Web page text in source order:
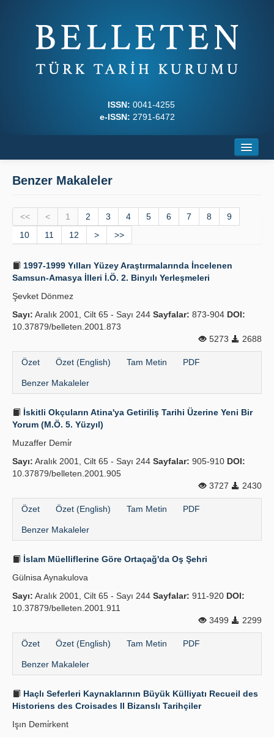
ISSN: 0041-4255
e-ISSN: 2791-6472
Dergi Kurulları
Yazım Kuralları
İlkeler
Kılavuzlar
Benzer Makaleler
<< < 1 2 3 4 5 6 7 8
9
10
11 12 > >>
1997-1999 Yılları Yüzey Araştırmalarında İncelenen
Samsun-Amasya İlleri İ.Ö. 2. Binyılı Yerleşmeleri
Şevket Dönmez
Sayı: Aralık 2001, Cilt 65 - Sayı 244 Sayfalar: 873-904 DOI:
10.37879/belleten.2001.873
5273
2688
Özet Özet (English) Tam Metin PDF
Benzer Makaleler
İskitli Okçuların Atina'ya Getiriliş Tarihi Üzerine Yeni Bir
Yorum (M.Ö. 5. Yüzyıl)
Muzaffer Demi̇r
Sayı: Aralık 2001, Cilt 65 - Sayı 244 Sayfalar: 905-910 DOI:
10.37879/belleten.2001.905
3727
2430
Özet Özet (English) Tam Metin PDF
Benzer Makaleler
İslam Müelliflerine Göre Ortaçağ'da Oş Şehri
Gülnisa Aynakulova
Sayı: Aralık 2001, Cilt 65 - Sayı 244 Sayfalar: 911-920 DOI:
10.37879/belleten.2001.911
3499
2299
Özet Özet (English) Tam Metin PDF
Benzer Makaleler
Haçlı Seferleri Kaynaklarının Büyük Külliyatı Recueil des
Historiens des Croisades II Bizanslı Tarihçiler
Işın Demi̇rkent